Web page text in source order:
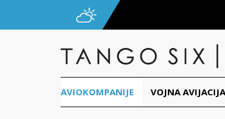
AVIOKOMPANIJE VOJNA AVIJACIJA